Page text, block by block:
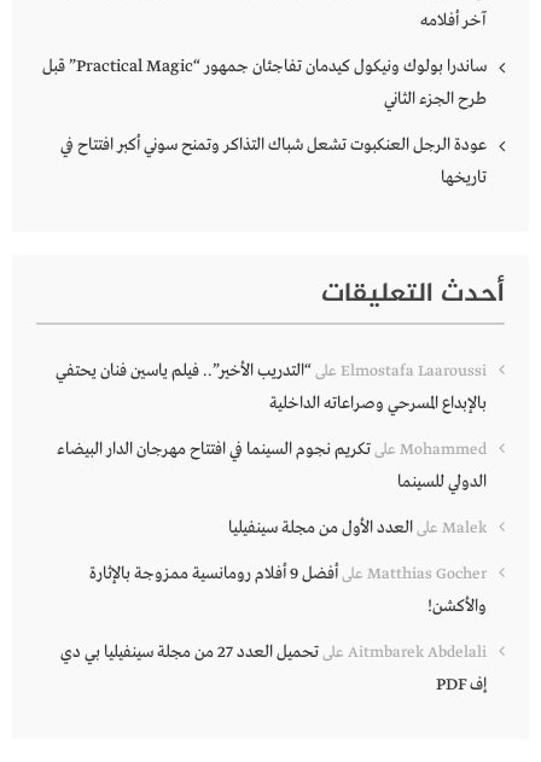
آخر أفلامه
ساندرا بولوك ونيكول كيدمان تفاجئان جمهور “Practical Magic” قبل
طرح الجزء الثاني
عودة الرجل العنكبوت تشعل شباك التذاكر وتمنح سوني أكبر افتتاح في
تاريخها
أحدث التعليقات
Elmostafa Laaroussi على“التدريب الأخير”.. فيلم ياسين فنان يحتفي
بالإبداع المسرحي وصراعاته الداخلية
Mohammed علىتكريم نجوم السينما في افتتاح مهرجان الدار البيضاء
الدولي للسينما
Malek علىالعدد الأول من مجلة سينفيليا
Matthias Gocher على
أفضل 9 أفلام رومانسية ممزوجة بالإثارة
والأكشن!
Aitmbarek Abdelali على
تحميل العدد 27 من مجلة سينفيليا بي دي
إف PDF